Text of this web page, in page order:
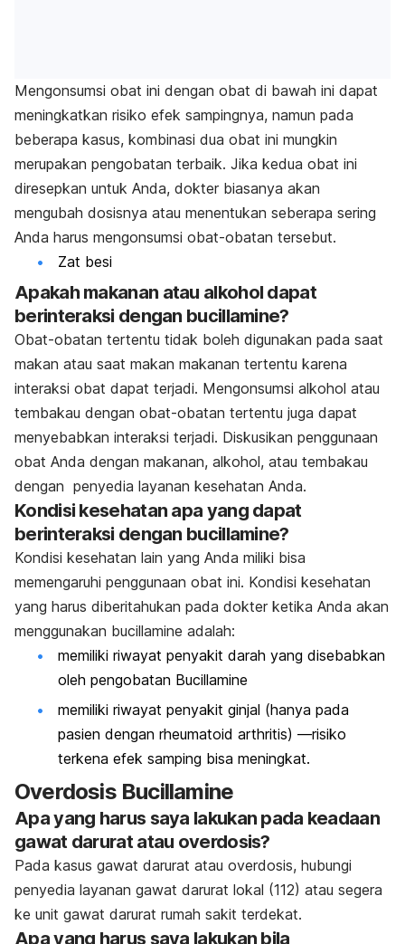
Mengonsumsi obat ini dengan obat di bawah ini dapat
meningkatkan risiko efek sampingnya, namun pada
beberapa kasus, kombinasi dua obat ini mungkin
merupakan pengobatan terbaik. Jika kedua obat ini
diresepkan untuk Anda, dokter biasanya akan
mengubah dosisnya atau menentukan seberapa sering
Anda harus mengonsumsi obat-obatan tersebut.
Zat besi
Apakah makanan atau alkohol dapat
berinteraksi dengan bucillamine?
Obat-obatan tertentu tidak boleh digunakan pada saat
makan atau saat makan makanan tertentu karena
interaksi obat dapat terjadi. Mengonsumsi alkohol atau
tembakau dengan obat-obatan tertentu juga dapat
menyebabkan interaksi terjadi. Diskusikan penggunaan
obat Anda dengan makanan, alkohol, atau tembakau
dengan penyedia layanan kesehatan Anda.
Kondisi kesehatan apa yang dapat
berinteraksi dengan bucillamine?
Kondisi kesehatan lain yang Anda miliki bisa
memengaruhi penggunaan obat ini. Kondisi kesehatan
yang harus diberitahukan pada dokter ketika Anda akan
menggunakan bucillamine adalah:
memiliki riwayat penyakit darah yang disebabkan
oleh pengobatan Bucillamine
memiliki riwayat penyakit ginjal (hanya pada
pasien dengan rheumatoid arthritis) —risiko
terkena efek samping bisa meningkat.
Overdosis Bucillamine
Apa yang harus saya lakukan pada keadaan
gawat darurat atau overdosis?
Pada kasus gawat darurat atau overdosis, hubungi
penyedia layanan gawat darurat lokal (112) atau segera
ke unit gawat darurat rumah sakit terdekat.
Apa yang harus saya lakukan bila